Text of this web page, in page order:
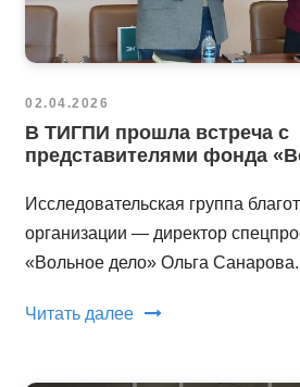
02.04.2026
В ТИГПИ прошла встреча с
представителями фонда
Исследовательская группа
организации — директор
«Вольное дело» Ольга
Читать далее